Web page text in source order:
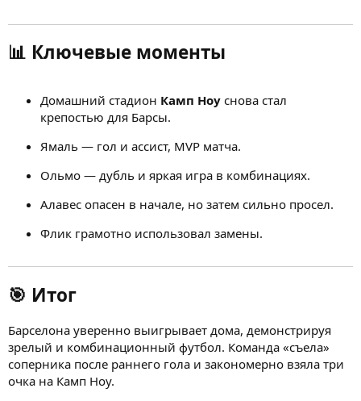
📊 Ключевые моменты
Домашний стадион Камп Ноу снова стал
крепостью для Барсы.
Ямаль — гол и ассист, MVP матча.
Ольмо — дубль и яркая игра в комбинациях.
Алавес опасен в начале, но затем сильно просел.
Флик грамотно использовал замены.
🎯 Итог
Барселона уверенно выигрывает дома, демонстрируя
зрелый и комбинационный футбол. Команда «съела»
соперника после раннего гола и закономерно взяла три
очка на Камп Ноу.